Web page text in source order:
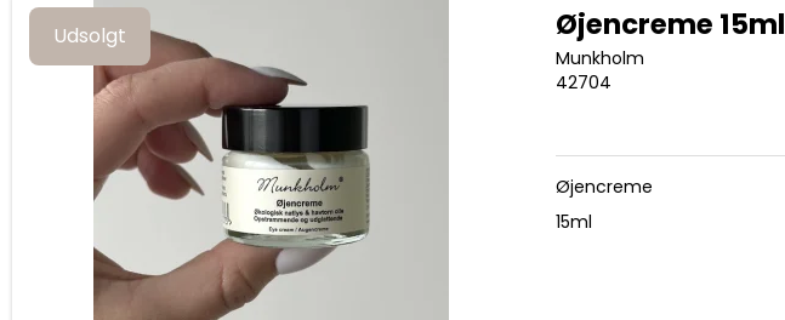
Udsolgt Øjencreme 15ml
Munkholm
42704
Øjencreme
15ml